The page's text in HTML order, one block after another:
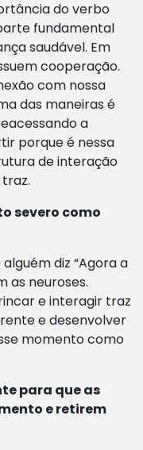
do verbo
fundamental
saudável. Em
cooperação.
com nossa
das maneiras é
a
porque é nessa
de interação
severo como
diz “Agora a
as neuroses.
e interagir traz
e desenvolver
momento como
para que as
e retirem